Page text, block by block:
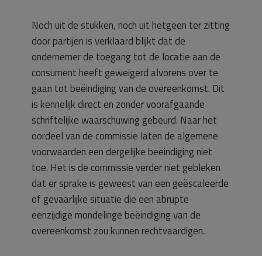
Noch uit de stukken, noch uit hetgeen ter zitting
door partijen is verklaard blijkt dat de
ondernemer de toegang tot de locatie aan de
consument heeft geweigerd alvorens over te
gaan tot beëindiging van de overeenkomst. Dit
is kennelijk direct en zonder voorafgaande
schriftelijke waarschuwing gebeurd. Naar het
oordeel van de commissie laten de algemene
voorwaarden een dergelijke beëindiging niet
toe. Het is de commissie verder niet gebleken
dat er sprake is geweest van een geëscaleerde
of gevaarlijke situatie die een abrupte
eenzijdige mondelinge beëindiging van de
overeenkomst zou kunnen rechtvaardigen.